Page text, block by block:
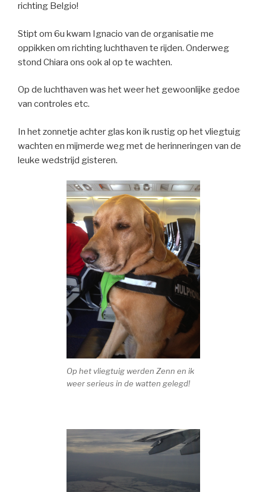
richting Belgio!
Stipt om 6u kwam Ignacio van de organisatie me
oppikken om richting luchthaven te rijden. Onderweg
stond Chiara ons ook al op te wachten.
Op de luchthaven was het weer het gewoonlijke gedoe
van controles etc.
In het zonnetje achter glas kon ik rustig op het vliegtuig
wachten en mijmerde weg met de herinneringen van de
leuke wedstrijd gisteren.
Op het vliegtuig werden Zenn en ik
weer serieus in de watten gelegd!